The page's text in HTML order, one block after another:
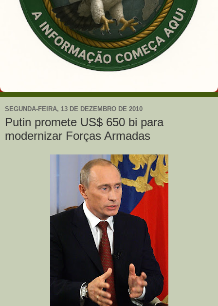
SEGUNDA-FEIRA, 13 DE DEZEMBRO DE 2010
Putin promete US$ 650 bi para
modernizar Forças Armadas